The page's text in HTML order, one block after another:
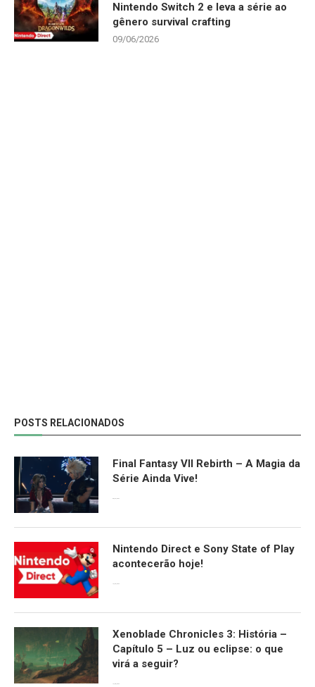
Nintendo Switch 2 e leva a série ao
gênero survival crafting
09/06/2026
POSTS RELACIONADOS
Final Fantasy VII Rebirth – A Magia da
Série Ainda Vive!
Nintendo Direct e Sony State of Play
acontecerão hoje!
Xenoblade Chronicles 3: História –
Capítulo 5 – Luz ou eclipse: o que
virá a seguir?